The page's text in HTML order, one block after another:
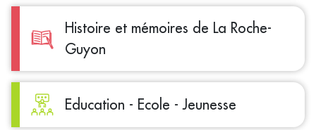
Histoire et mémoires de La Roche-
Guyon
Education - Ecole - Jeunesse